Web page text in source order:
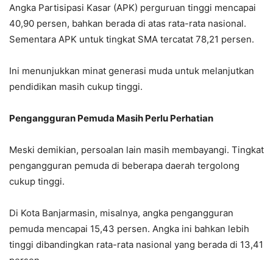
Angka Partisipasi Kasar (APK) perguruan tinggi mencapai
40,90 persen, bahkan berada di atas rata-rata nasional.
Sementara APK untuk tingkat SMA tercatat 78,21 persen.
Ini menunjukkan minat generasi muda untuk melanjutkan
pendidikan masih cukup tinggi.
Pengangguran Pemuda Masih Perlu Perhatian
Meski demikian, persoalan lain masih membayangi. Tingkat
pengangguran pemuda di beberapa daerah tergolong
cukup tinggi.
Di Kota Banjarmasin, misalnya, angka pengangguran
pemuda mencapai 15,43 persen. Angka ini bahkan lebih
tinggi dibandingkan rata-rata nasional yang berada di 13,41